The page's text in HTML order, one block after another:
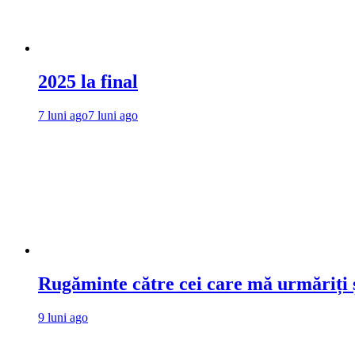
2025 la final
7 luni ago7 luni ago
Rugăminte către cei care mă urmăriți
9 luni ago